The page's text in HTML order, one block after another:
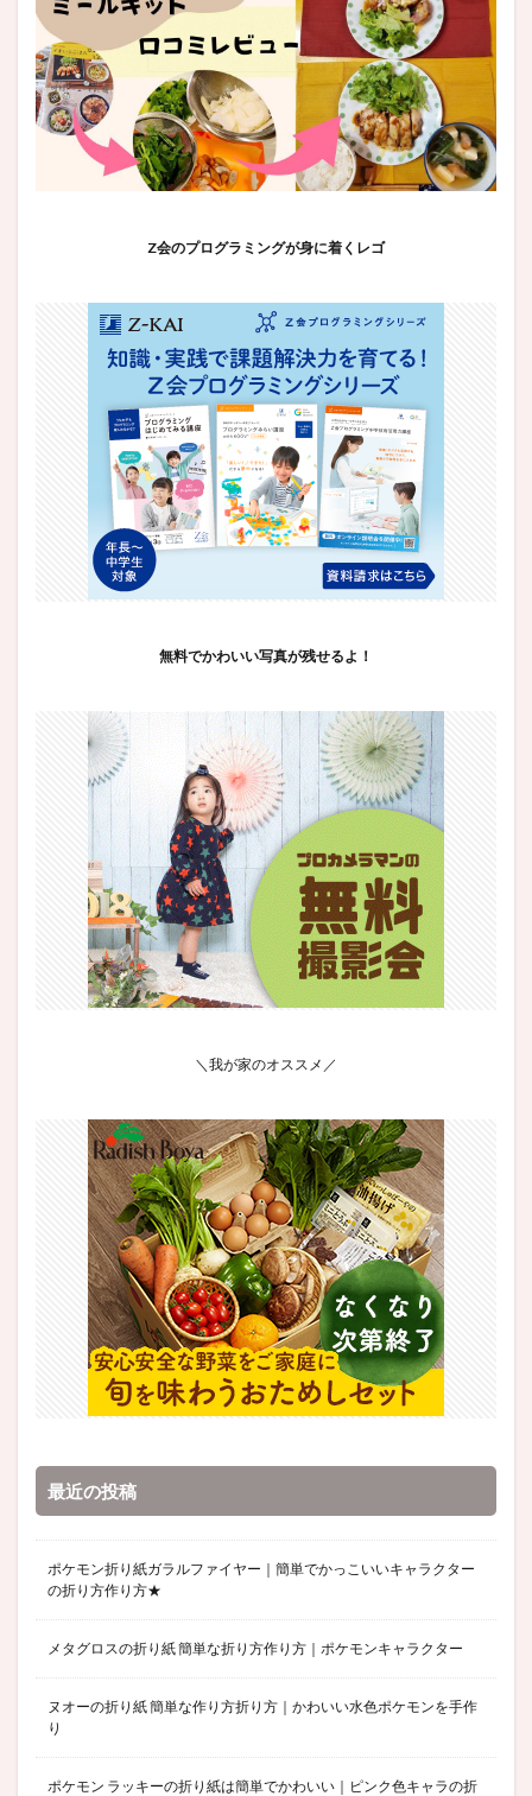
Z会のプログラミングが身に着くレゴ
無料でかわいい写真が残せるよ！
＼我が家のオススメ／
最近の投稿
ポケモン折り紙ガラルファイヤー｜簡単でかっこいいキャラクター
の折り方作り方★
メタグロスの折り紙 簡単な折り方作り方｜ポケモンキャラクター
ヌオーの折り紙 簡単な作り方折り方｜かわいい水色ポケモンを手作
り
ポケモン ラッキーの折り紙は簡単でかわいい｜ピンク色キャラの折